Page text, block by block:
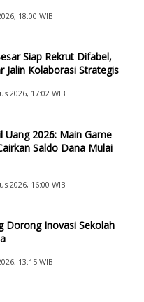
18:00 WIB
Siap Rekrut Difabel,
Jalin Kolaborasi Strategis
2026, 17:02 WIB
Uang 2026: Main Game
Saldo Dana Mulai
2026, 16:00 WIB
Dorong Inovasi Sekolah
13:15 WIB